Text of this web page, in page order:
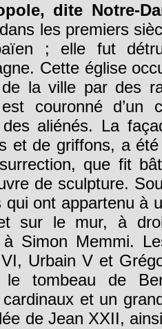
dite Notre-
les premiers
; elle fut
Cette église
la ville par des
couronné
des aliénés. La
et de griffons, a
que fit
de sculpture.
qui ont appartenu à
et sur le mur, à
à Simon Memmi.
Urbain V et
le tombeau de
et un
de Jean XXII,